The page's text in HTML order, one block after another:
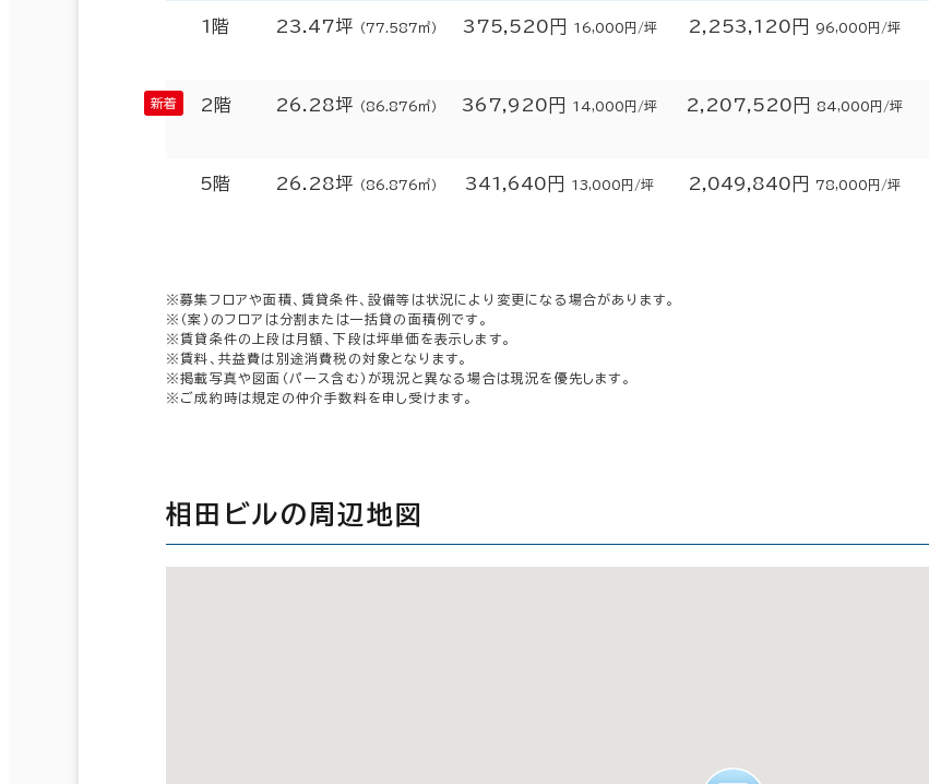
1階 23.47坪 （77.587㎡） 375,520円 16,000円/坪 2,253,120円 96,000円/坪
2階 26.28坪 （86.876㎡） 367,920円 14,000円/坪 2,207,520円 84,000円/坪
5階 26.28坪 （86.876㎡） 341,640円 13,000円/坪 2,049,840円 78,000円/坪
※募集フロアや面積、賃貸条件、設備等は状況により変更になる場合があります。
※（案）のフロアは分割または一括貸の面積例です。
※賃貸条件の上段は月額、下段は坪単価を表示します。
※賃料、共益費は別途消費税の対象となります。
※掲載写真や図面（パース含む）が現況と異なる場合は現況を優先します。
※ご成約時は規定の仲介手数料を申し受けます。
相田ビルの周辺地図